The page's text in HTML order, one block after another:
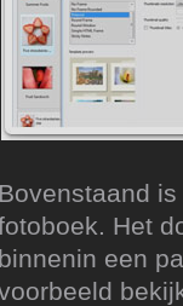
Bovenstaand
Het
binnenin een